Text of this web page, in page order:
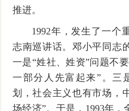
推进。
1992年，发生了一个
志南巡讲话。邓小平同志
一是“姓社、姓资”问题不
一部分人先富起来”。三
划，社会主义也有市场，
场经济”。于是，1993年，